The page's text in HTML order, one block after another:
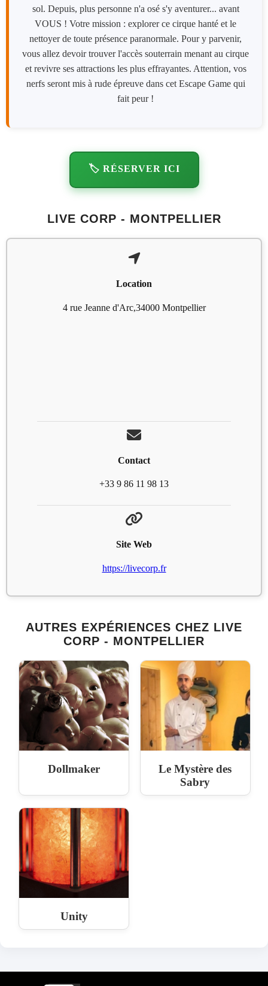
sol. Depuis, plus personne n'a osé s'y aventurer... avant
VOUS ! Votre mission : explorer ce cirque hanté et le
nettoyer de toute présence paranormale. Pour y parvenir,
vous allez devoir trouver l'accès souterrain menant au cirque
et revivre ses attractions les plus effrayantes. Attention, vos
nerfs seront mis à rude épreuve dans cet Escape Game qui
fait peur !
🏷️ RÉSERVER ICI
LIVE CORP - MONTPELLIER
Location
4 rue Jeanne d'Arc,34000 Montpellier
Contact
+33 9 86 11 98 13
Site Web
https://livecorp.fr
AUTRES EXPÉRIENCES CHEZ LIVE
CORP - MONTPELLIER
Dollmaker
Le Mystère des
Sabry
Unity